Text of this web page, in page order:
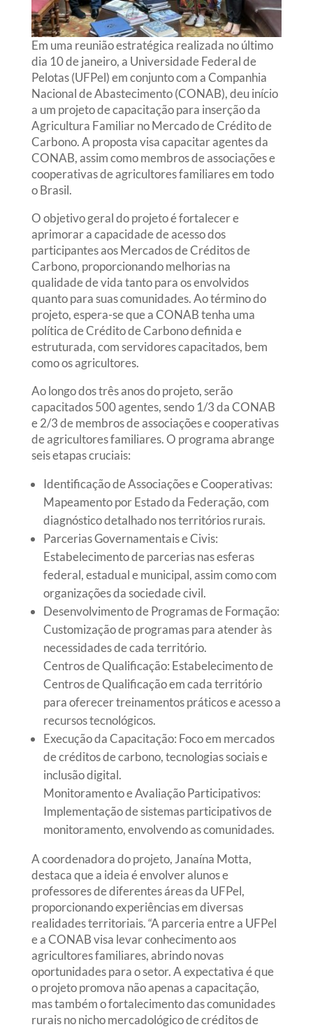
Em uma reunião estratégica realizada no último
dia 10 de janeiro, a Universidade Federal de
Pelotas (UFPel) em conjunto com a Companhia
Nacional de Abastecimento (CONAB), deu início
a um projeto de capacitação para inserção da
Agricultura Familiar no Mercado de Crédito de
Carbono. A proposta visa capacitar agentes da
CONAB, assim como membros de associações e
cooperativas de agricultores familiares em todo
o Brasil.
O objetivo geral do projeto é fortalecer e
aprimorar a capacidade de acesso dos
participantes aos Mercados de Créditos de
Carbono, proporcionando melhorias na
qualidade de vida tanto para os envolvidos
quanto para suas comunidades. Ao término do
projeto, espera-se que a CONAB tenha uma
política de Crédito de Carbono definida e
estruturada, com servidores capacitados, bem
como os agricultores.
Ao longo dos três anos do projeto, serão
capacitados 500 agentes, sendo 1/3 da CONAB
e 2/3 de membros de associações e cooperativas
de agricultores familiares. O programa abrange
seis etapas cruciais:
Identificação de Associações e Cooperativas:
Mapeamento por Estado da Federação, com
diagnóstico detalhado nos territórios rurais.
Parcerias Governamentais e Civis:
Estabelecimento de parcerias nas esferas
federal, estadual e municipal, assim como com
organizações da sociedade civil.
Desenvolvimento de Programas de Formação:
Customização de programas para atender às
necessidades de cada território.
Centros de Qualificação: Estabelecimento de
Centros de Qualificação em cada território
para oferecer treinamentos práticos e acesso a
recursos tecnológicos.
Execução da Capacitação: Foco em mercados
de créditos de carbono, tecnologias sociais e
inclusão digital.
Monitoramento e Avaliação Participativos:
Implementação de sistemas participativos de
monitoramento, envolvendo as comunidades.
A coordenadora do projeto, Janaína Motta,
destaca que a ideia é envolver alunos e
professores de diferentes áreas da UFPel,
proporcionando experiências em diversas
realidades territoriais. “A parceria entre a UFPel
e a CONAB visa levar conhecimento aos
agricultores familiares, abrindo novas
oportunidades para o setor. A expectativa é que
o projeto promova não apenas a capacitação,
mas também o fortalecimento das comunidades
rurais no nicho mercadológico de créditos de